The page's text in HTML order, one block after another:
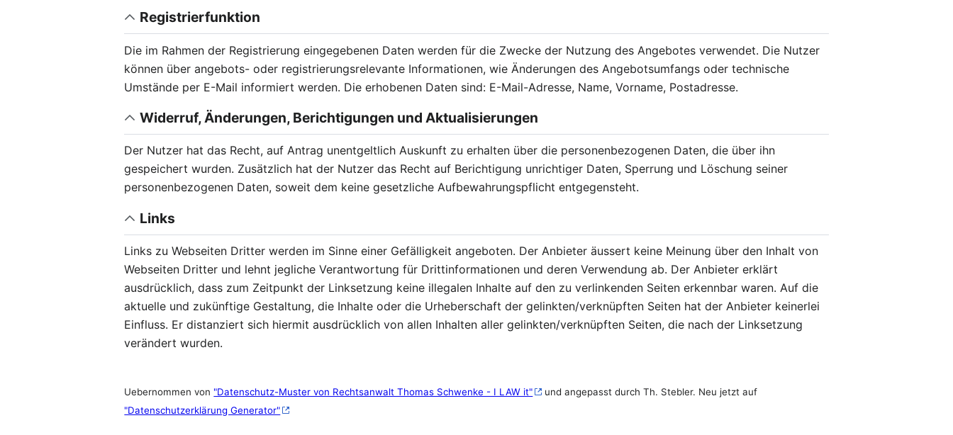
Registrierfunktion
Die im Rahmen der Registrierung eingegebenen Daten werden für die Zwecke der Nutzung des Angebotes verwendet. Die Nutzer
können über angebots- oder registrierungsrelevante Informationen, wie Änderungen des Angebotsumfangs oder technische
Umstände per E-Mail informiert werden. Die erhobenen Daten sind: E-Mail-Adresse, Name, Vorname, Postadresse.
Widerruf, Änderungen, Berichtigungen und Aktualisierungen
Der Nutzer hat das Recht, auf Antrag unentgeltlich Auskunft zu erhalten über die personenbezogenen Daten, die über ihn
gespeichert wurden. Zusätzlich hat der Nutzer das Recht auf Berichtigung unrichtiger Daten, Sperrung und Löschung seiner
personenbezogenen Daten, soweit dem keine gesetzliche Aufbewahrungspflicht entgegensteht.
Links
Links zu Webseiten Dritter werden im Sinne einer Gefälligkeit angeboten. Der Anbieter äussert keine Meinung über den Inhalt von
Webseiten Dritter und lehnt jegliche Verantwortung für Drittinformationen und deren Verwendung ab. Der Anbieter erklärt
ausdrücklich, dass zum Zeitpunkt der Linksetzung keine illegalen Inhalte auf den zu verlinkenden Seiten erkennbar waren. Auf die
aktuelle und zukünftige Gestaltung, die Inhalte oder die Urheberschaft der gelinkten/verknüpften Seiten hat der Anbieter keinerlei
Einfluss. Er distanziert sich hiermit ausdrücklich von allen Inhalten aller gelinkten/verknüpften Seiten, die nach der Linksetzung
verändert wurden.
Uebernommen von "Datenschutz-Muster von Rechtsanwalt Thomas Schwenke - I LAW it"
und angepasst durch Th. Stebler. Neu jetzt auf
"Datenschutzerklärung Generator"